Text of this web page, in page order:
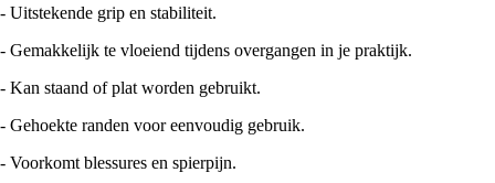
- Uitstekende grip en stabiliteit.
- Gemakkelijk te vloeiend tijdens overgangen in je praktijk.
- Kan staand of plat worden gebruikt.
- Gehoekte randen voor eenvoudig gebruik.
- Voorkomt blessures en spierpijn.